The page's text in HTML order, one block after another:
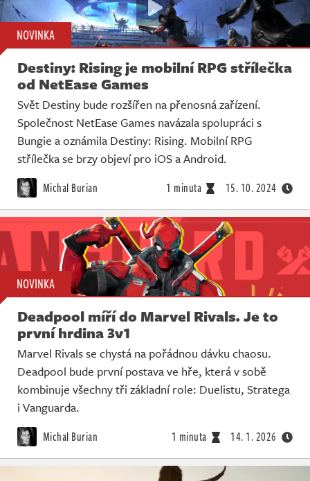
NOVINKA
Destiny: Rising je mobilní RPG střílečka
od NetEase Games
Svět Destiny bude rozšířen na přenosná zařízení.
Společnost NetEase Games navázala spolupráci s
Bungie a oznámila Destiny: Rising. Mobilní RPG
střílečka se brzy objeví pro iOS a Android.
Michal Burian 1 minuta 15. 10. 2024
NOVINKA
Deadpool míří do Marvel Rivals. Je to
první hrdina 3v1
Marvel Rivals se chystá na pořádnou dávku chaosu.
Deadpool bude první postava ve hře, která v sobě
kombinuje všechny tři základní role: Duelistu, Stratega
i Vanguarda.
Michal Burian 1 minuta 14. 1. 2026